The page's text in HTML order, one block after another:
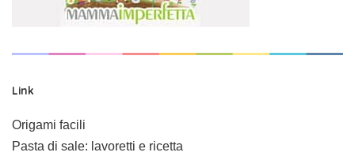
Link
Origami facili
Pasta di sale: lavoretti e ricetta